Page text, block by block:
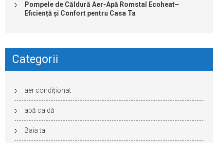
Pompele de Căldură Aer-Apă Romstal Ecoheat–
Eficiență și Confort pentru Casa Ta
Categorii
aer condiționat
apă caldă
Baia ta